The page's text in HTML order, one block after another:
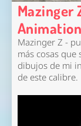
Mazinger
Animation
Mazinger Z -
más cosas que
dibujos de mi
de este calibre.